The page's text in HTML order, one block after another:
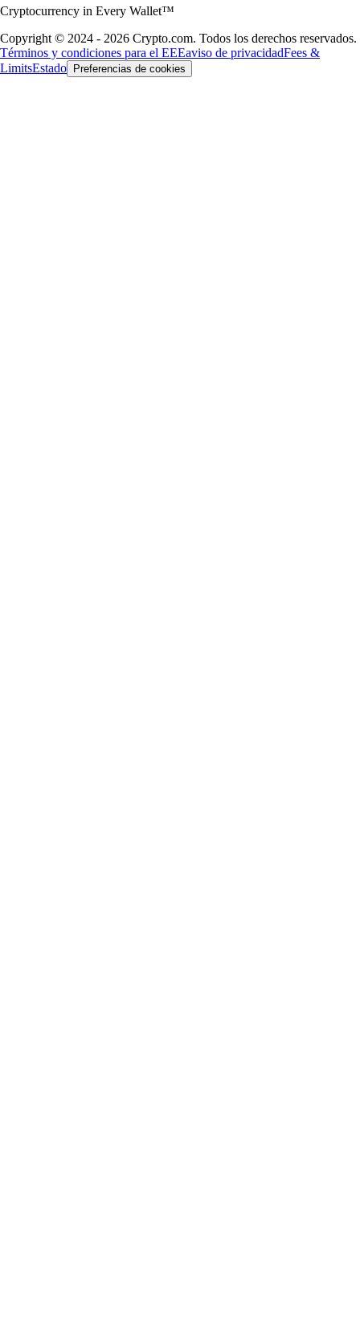
Cryptocurrency in Every Wallet™
Copyright © 2024 - 2026 Crypto.com. Todos los derechos reservados.
Términos y condiciones para el EEEaviso de privacidadFees &
LimitsEstado Preferencias de cookies